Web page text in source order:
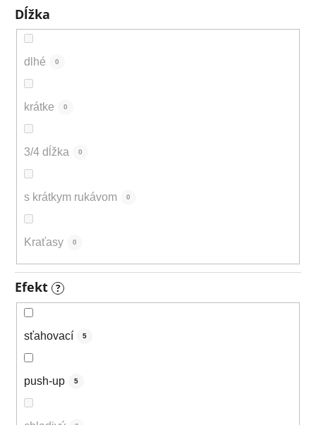
Dĺžka
dlhé 0
krátke 0
3/4 dĺžka 0
s krátkym rukávom 0
Kraťasy 0
Efekt ?
sťahovací 5
push-up 5